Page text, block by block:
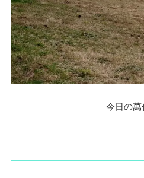
今日の萬